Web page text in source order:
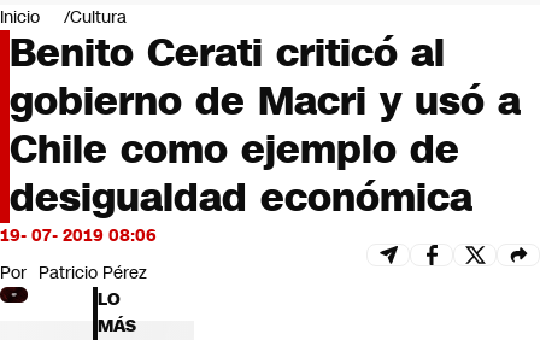
Negocios
Deportes
Programas completos
Cultura
Servicios
Bits
CNN tiempo
Futuro 360
Inicio Cultura
Benito Cerati criticó al
gobierno de Macri y usó a
Chile como ejemplo de
desigualdad económica
19- 07- 2019 08:06
Por Patricio Pérez
LO
MÁS